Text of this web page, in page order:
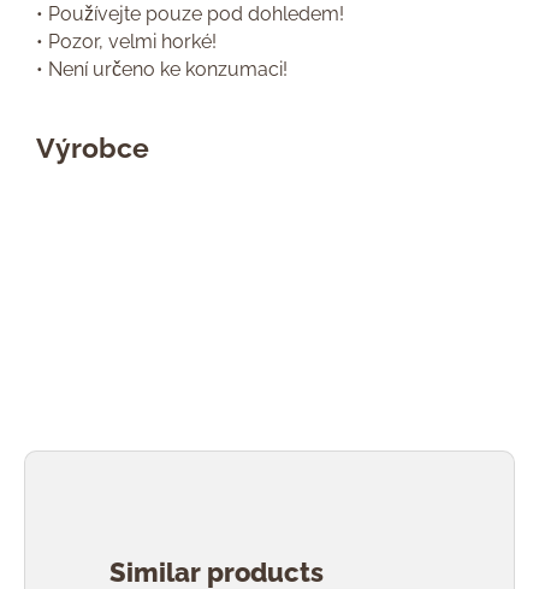
• Používejte pouze pod dohledem!
• Pozor, velmi horké!
• Není určeno ke konzumaci!
Výrobce
Similar products